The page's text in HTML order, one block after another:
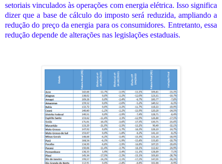
setoriais vinculados às operações com energia elétrica. Isso significa
dizer que a base de cálculo do imposto será reduzida, ampliando a
redução do preço da energia para os consumidores. Entretanto, essa
redução depende de alterações nas legislações estaduais.